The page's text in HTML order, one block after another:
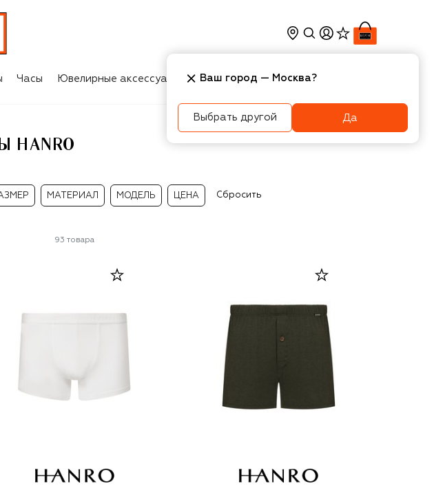
Часы Ювелирные аксессуары Косметика Интерьер
HANRO
МАТЕРИАЛ МОДЕЛЬ ЦЕНА Сбросить
93 товара
Ваш город — Москва?
Выбрать другой Да